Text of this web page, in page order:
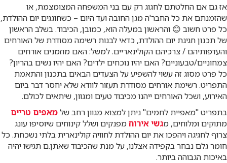
אז גם אם החלטתם לחגוג רק עם בני המשפחה המצומצמת, או
שהזמנתם את כל החבר'ה מגן החובה ועד היום – כשחוגגים יום ההולדת,
כל פרט חשוב 😊 והראשון במעלה הוא, כמובן, הכיבוד. בשלב הראשון
של תכנון חגיגת יום ההולדת, כדאי לבנות רשימה מסודרת של האורחים
והעדפותיהם / צרכיהם הקולינאריים. למשל: האם מוזמנים אורחים
צמחוניים/טבעוניים? האם יהיו נוכחים ילדים? האם יהיו נשים בהריון?
כל פרט מסוג זה עשוי להשפיע על הצעדים הבאים בתכנון והתאמת
התפריט. רשימת אורחים מסודרת תעזור לוודא שלא יחסר דבר ביום
האירוע, ושכל האורחים ייהנו מכיבוד טעים ומגוון, שיתאים לכולם.
בתפריט "מאפיית לחמים" ניתן למצוא מגוון רחב שלמאפים טריים
מתוקים ומלוחים, מגשי אירוחמפנקים ושלל קינוחים שיוסיפו עונג
צרוף לחגיגה ויהפכו את יום ההולדת לחוויה קולינארית בלתי נשכחת. כל
חומר גלם נבחר בקפידה אצלנו, על מנת שהכיבוד שאתן.ם תגישו יהיה
באיכות הגבוהה ביותר.